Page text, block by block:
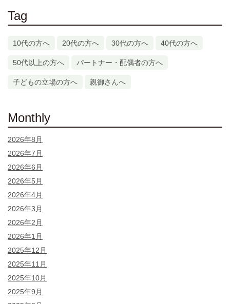
Tag
10代の方へ 20代の方へ 30代の方へ 40代の方へ
50代以上の方へ パートナー・配偶者の方へ
子どもの立場の方へ 親御さんへ
Monthly
2026年8月
2026年7月
2026年6月
2026年5月
2026年4月
2026年3月
2026年2月
2026年1月
2025年12月
2025年11月
2025年10月
2025年9月